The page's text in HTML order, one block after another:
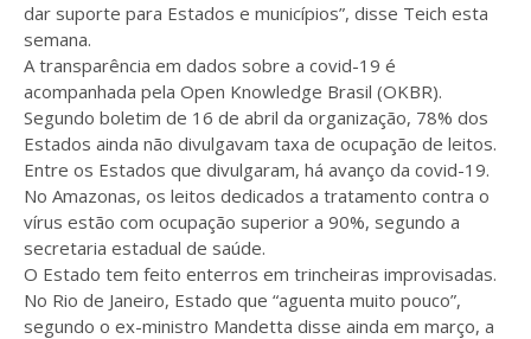
dar suporte para Estados e municípios”, disse Teich esta
semana.
A transparência em dados sobre a covid-19 é
acompanhada pela Open Knowledge Brasil (OKBR).
Segundo boletim de 16 de abril da organização, 78% dos
Estados ainda não divulgavam taxa de ocupação de leitos.
Entre os Estados que divulgaram, há avanço da covid-19.
No Amazonas, os leitos dedicados a tratamento contra o
vírus estão com ocupação superior a 90%, segundo a
secretaria estadual de saúde.
O Estado tem feito enterros em trincheiras improvisadas.
No Rio de Janeiro, Estado que “aguenta muito pouco”,
segundo o ex-ministro Mandetta disse ainda em março, a